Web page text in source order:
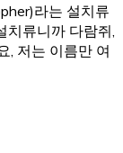
라는 설치류
류니까 다람쥐,
, 저는 이름만 여